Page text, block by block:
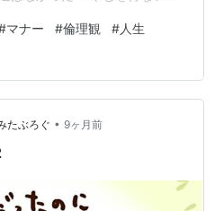
情も色々とあるわけです。こ
が出来るのは、 同じ境遇の人
労している人々が（子供がい
フではないのです。「ローン
のではないのだから～ だって
金…
マナー #倫理観 #人生
たぶろぐ • 9ヶ月前